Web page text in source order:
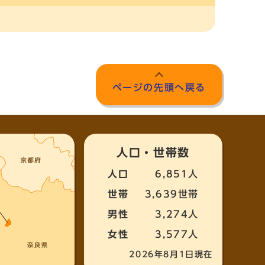
ページの先頭へ戻る
人口・世帯数
人口 6,851人
世帯 3,639世帯
男性 3,274人
女性 3,577人
2026年8月1日現在